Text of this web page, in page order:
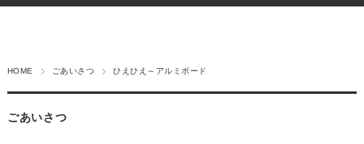
HOME ごあいさつ ひえひえ～アルミボード
ごあいさつ